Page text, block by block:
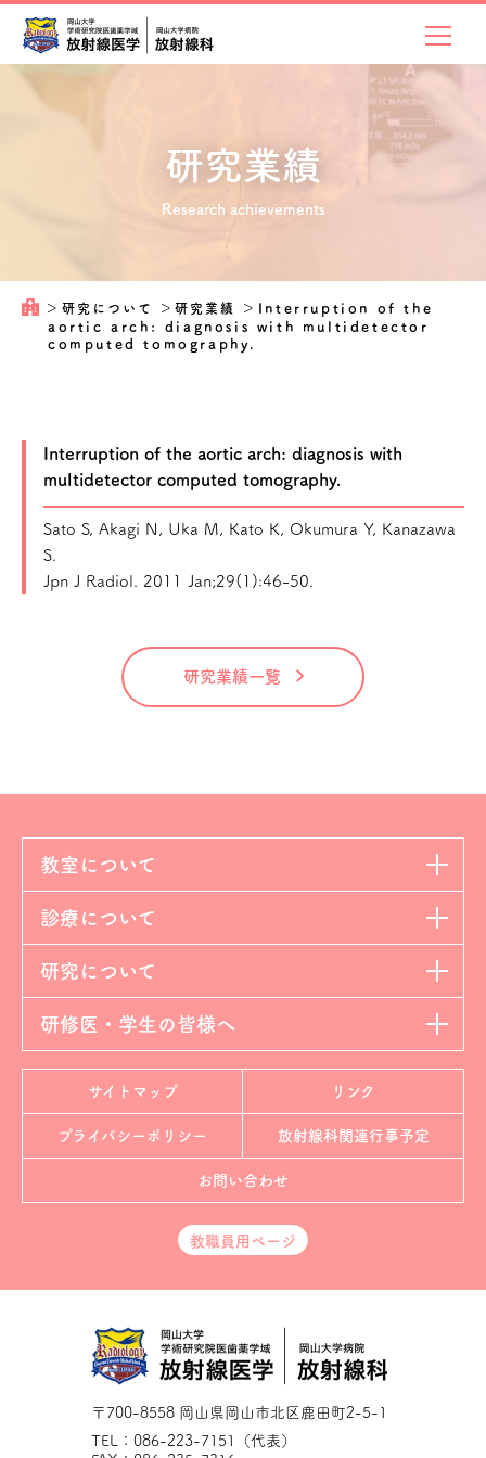
研究業績
Research achievements
＞ 研究について ＞研究業績 ＞ Interruption of the
aortic arch: diagnosis with multidetector
computed tomography.
Interruption of the aortic arch: diagnosis with
multidetector computed tomography.
Sato S, Akagi N, Uka M, Kato K, Okumura Y, Kanazawa
S.
Jpn J Radiol. 2011 Jan;29(1):46-50.
研究業績一覧
教室について
診療について
研究について
研修医・学生の皆様へ
〒700-8558 岡山県岡山市北区鹿田町2-5-1
TEL：086-223-7151（代表）
サイトマップ リンク
プライバシーポリシー 放射線科関連行事予定
お問い合わせ
教職員用ページ